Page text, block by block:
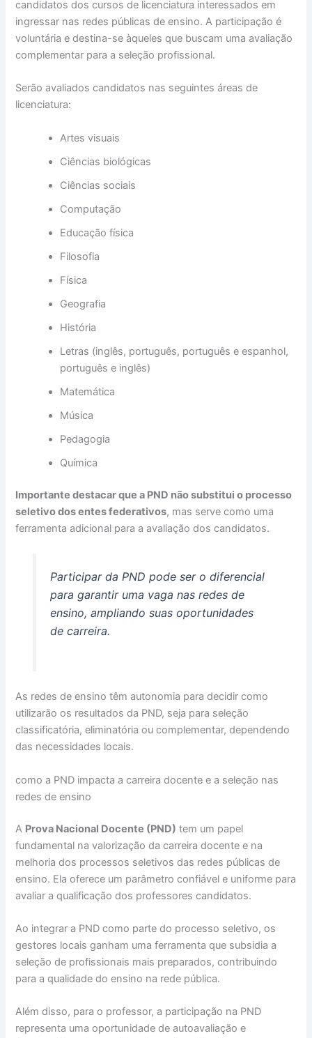
candidatos dos cursos de licenciatura interessados em
ingressar nas redes públicas de ensino. A participação é
voluntária e destina-se àqueles que buscam uma avaliação
complementar para a seleção profissional.
Serão avaliados candidatos nas seguintes áreas de
licenciatura:
Artes visuais
Ciências biológicas
Ciências sociais
Computação
Educação física
Filosofia
Física
Geografia
História
Letras (inglês, português, português e espanhol,
português e inglês)
Matemática
Música
Pedagogia
Química
Importante destacar que a PND não substitui o processo
seletivo dos entes federativos, mas serve como uma
ferramenta adicional para a avaliação dos candidatos.
Participar da PND pode ser o diferencial
para garantir uma vaga nas redes de
ensino, ampliando suas oportunidades
de carreira.
As redes de ensino têm autonomia para decidir como
utilizarão os resultados da PND, seja para seleção
classificatória, eliminatória ou complementar, dependendo
das necessidades locais.
como a PND impacta a carreira docente e a seleção nas
redes de ensino
A Prova Nacional Docente (PND) tem um papel
fundamental na valorização da carreira docente e na
melhoria dos processos seletivos das redes públicas de
ensino. Ela oferece um parâmetro confiável e uniforme para
avaliar a qualificação dos professores candidatos.
Ao integrar a PND como parte do processo seletivo, os
gestores locais ganham uma ferramenta que subsidia a
seleção de profissionais mais preparados, contribuindo
para a qualidade do ensino na rede pública.
Além disso, para o professor, a participação na PND
representa uma oportunidade de autoavaliação e